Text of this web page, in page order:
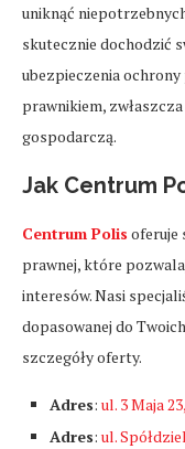
uniknąć
skutecznie dochodzić
ubezpieczenia ochrony
prawnikiem,
gospodarczą.
Jak Centrum
Centrum Polis oferuje
prawnej, które
interesów. Nasi
dopasowanej do
szczegóły oferty.
Adres: ul. 3 Maja
Adres: ul.